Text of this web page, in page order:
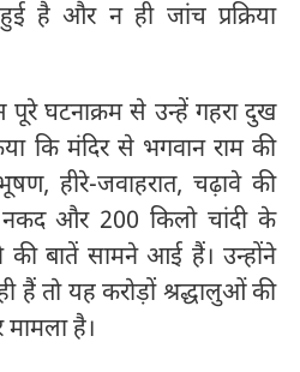
है और न ही जांच प्रक्रिया
घटनाक्रम से उन्हें गहरा दुख
कि मंदिर से भगवान राम की
हीरे-जवाहरात, चढ़ावे की
नकद और 200 किलो चांदी के
बातें सामने आई हैं। उन्होंने
हैं तो यह करोड़ों श्रद्धालुओं की
है।